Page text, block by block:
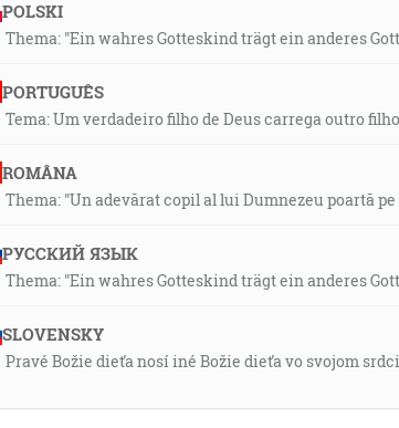
POLSKI
Thema: "Ein wahres Gotteskind trägt ein anderes
PORTUGUÊS
Tema: Um verdadeiro filho de Deus carrega outro
ROMÂNA
Thema: "Un adevărat copil al lui Dumnezeu poartă
РУССКИЙ ЯЗЫК
Thema: "Ein wahres Gotteskind trägt ein anderes
SLOVENSKY
Pravé Božie dieťa nosí iné Božie dieťa vo svojom